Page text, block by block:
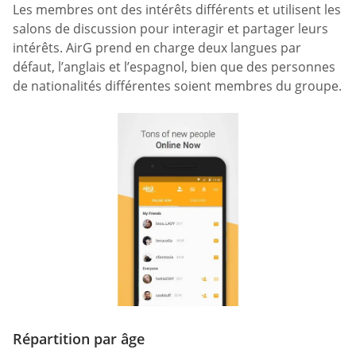
Les membres ont des intérêts différents et utilisent les
salons de discussion pour interagir et partager leurs
intérêts. AirG prend en charge deux langues par
défaut, l’anglais et l’espagnol, bien que des personnes
de nationalités différentes soient membres du groupe.
Répartition par âge